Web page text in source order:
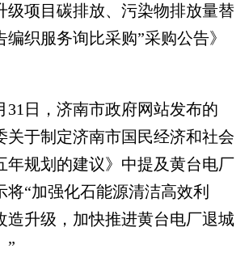
级项目碳排放、污染物排放量替
织服务询比采购”采购公告》
日，济南市政府网站发布的
关于制定济南市国民经济和社会
年规划的建议》中提及黄台电厂
将“加强化石能源清洁高效利
造升级，加快推进黄台电厂退城
”